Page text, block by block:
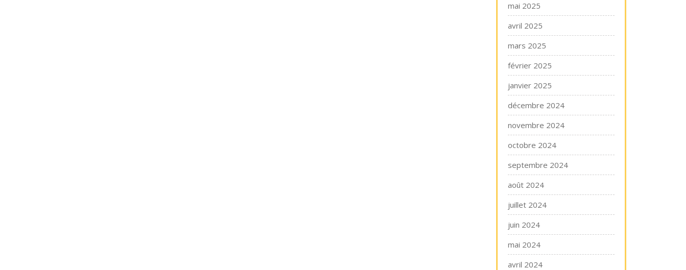
mai 2025
avril 2025
mars 2025
février 2025
janvier 2025
décembre 2024
novembre 2024
octobre 2024
septembre 2024
août 2024
juillet 2024
juin 2024
mai 2024
avril 2024